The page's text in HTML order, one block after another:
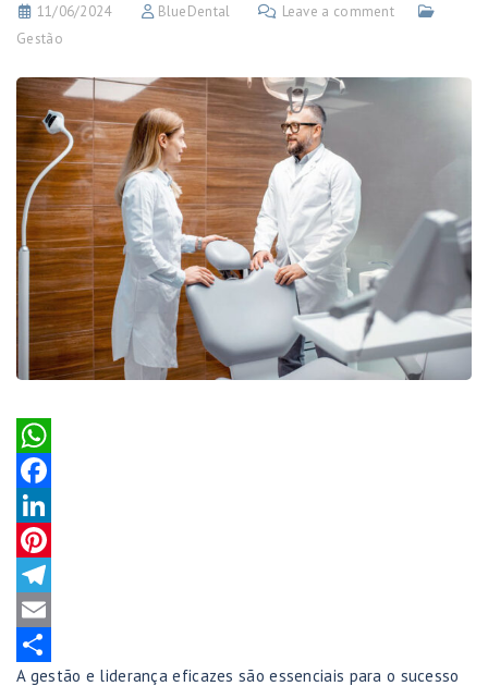
11/06/2024 BlueDental
Leave a comment
Gestão
WhatsApp
Facebook
LinkedIn
Pinterest
Telegram
Email
Share
A gestão e liderança eficazes são essenciais para o sucesso